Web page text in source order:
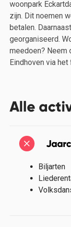
woonpark
zijn. Dit noemen
betalen.
georganiseerd.
meedoen? Neem
Eindhoven via
Alle
Biljarten